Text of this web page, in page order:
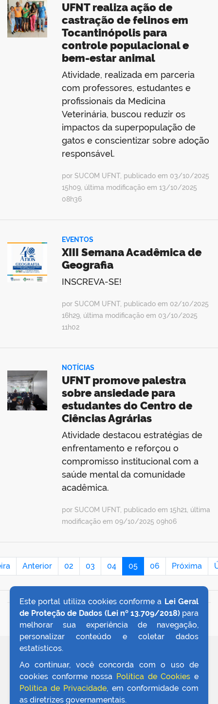
UFNT realiza ação de
castração de felinos em
Tocantinópolis para
controle populacional e
bem-estar animal
Atividade, realizada em parceria
com professores, estudantes e
profissionais da Medicina
Veterinária, buscou reduzir os
impactos da superpopulação de
gatos e conscientizar sobre adoção
responsável.
por SUCOM UFNT, publicado em 03/10/2025
15h09, última modificação em 13/10/2025
08h36
EVENTOS
XIII Semana Acadêmica de
Geografia
INSCREVA-SE!
por SUCOM UFNT, publicado em 02/10/2025
16h29, última modificação em 03/10/2025
11h02
NOTÍCIAS
UFNT promove palestra
sobre ansiedade para
estudantes do Centro de
Ciências Agrárias
Atividade destacou estratégias de
enfrentamento e reforçou o
compromisso institucional com a
saúde mental da comunidade
acadêmica.
por SUCOM UFNT, publicado em 15h21, última
modificação em 09/10/2025 09h06
Anterior 02 03 04 05 06 Próxima
VOLTAR AO TOPO
Este portal utiliza cookies conforme a Lei Geral
de Proteção de Dados (Lei nº 13.709/2018)para
melhorar sua experiência de navegação,
personalizar conteúdo e coletar dados
estatísticos.
Ao continuar, você concorda com o uso de
cookies conforme nossa Política de Cookies e
Política de Privacidade, em conformidade com
as diretrizes governamentais.